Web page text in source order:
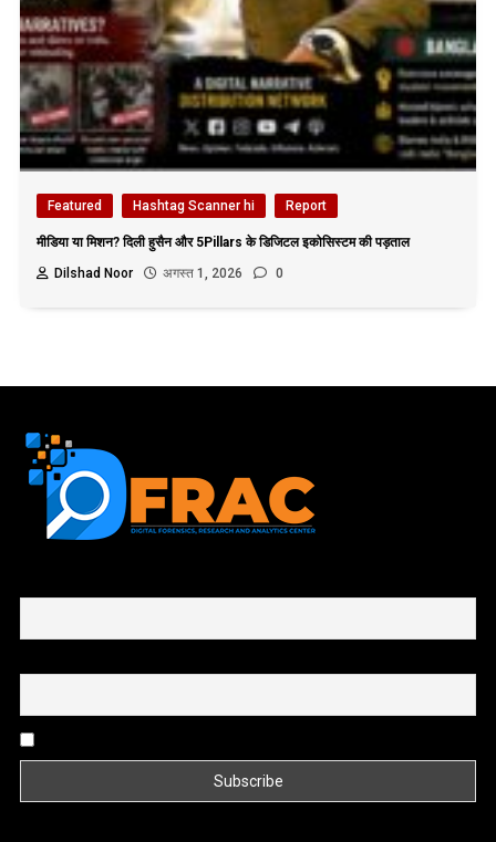
Featured Hashtag Scanner hi Report
मीडिया या मिशन? दिली हुसैन और 5Pillars के डिजिटल इकोसिस्टम की पड़ताल
Dilshad Noor
अगस्त 1, 2026 0